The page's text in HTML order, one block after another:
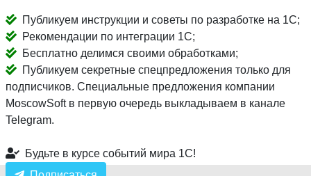
Публикуем инструкции и советы по разработке на 1С;
Рекомендации по интеграции 1С;
Бесплатно делимся своими обработками;
Публикуем секретные спецпредложения только для
подписчиков. Специальные предложения компании
MoscowSoft в первую очередь выкладываем в канале
Telegram.
Будьте в курсе событий мира 1С!